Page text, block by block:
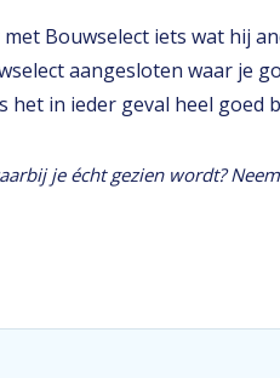
Bouwselect iets wat hij
aangesloten waar je
in ieder geval heel goed
je écht gezien wordt?